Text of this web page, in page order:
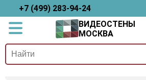
+7 (499) 283-94-24
ВИДЕОСТЕНЫ
МОСКВА